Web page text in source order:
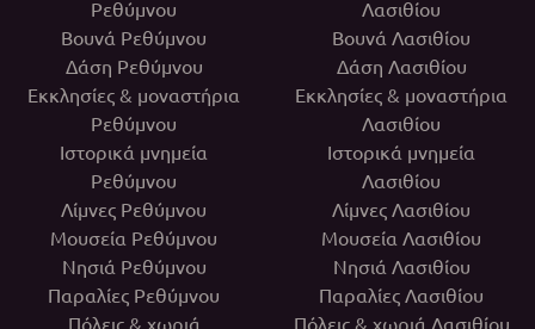
Ρεθύμνου
Βουνά Ρεθύμνου
Δάση Ρεθύμνου
Εκκλησίες & μοναστήρια
Ρεθύμνου
Ιστορικά μνημεία
Ρεθύμνου
Λίμνες Ρεθύμνου
Μουσεία Ρεθύμνου
Νησιά Ρεθύμνου
Παραλίες Ρεθύμνου
Πόλεις & χωριά
Λασιθίου
Βουνά Λασιθίου
Δάση Λασιθίου
Εκκλησίες & μοναστήρια
Λασιθίου
Ιστορικά μνημεία
Λασιθίου
Λίμνες Λασιθίου
Μουσεία Λασιθίου
Νησιά Λασιθίου
Παραλίες Λασιθίου
Πόλεις & χωριά Λασιθίου